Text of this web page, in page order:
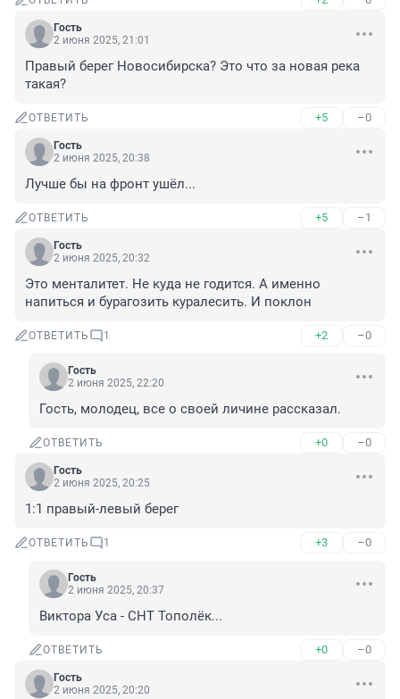
Гость
2 июня 2025, 21:01
Правый берег Новосибирска? Это что за новая река
такая?
ОТВЕТИТЬ +5 –0
Гость
2 июня 2025, 20:38
Лучше бы на фронт ушёл...
ОТВЕТИТЬ +5 –1
Гость
2 июня 2025, 20:32
Это менталитет. Не куда не годится. А именно
напиться и бурагозить куралесить. И поклон
ОТВЕТИТЬ 1 +2 –0
Гость
2 июня 2025, 22:20
Гость, молодец, все о своей личине рассказал.
ОТВЕТИТЬ +0 –0
Гость
2 июня 2025, 20:25
1:1 правый-левый берег
ОТВЕТИТЬ 1 +3 –0
Гость
2 июня 2025, 20:37
Виктора Уса - СНТ Тополёк...
ОТВЕТИТЬ +0 –0
Гость
2 июня 2025, 20:20